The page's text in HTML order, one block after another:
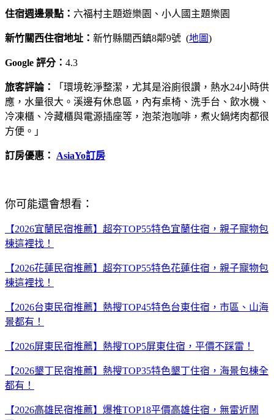
住宿週邊景點： 六福村主題遊樂園、小人國主題樂園
新竹關西住宿地址： 新竹縣關西鎮8鄰9號 (地圖)
Google 評分： 4.3
旅客評論：
「環境乾淨整潔，尤其是浴廁很讚，熱水24小時供
應，水量很大。溪邊有休息區，內有桌椅、洗手台、飲水機、
冷凍櫃、冷藏櫃與電源插座等，泡茶泡咖啡，煮火鍋烤肉都很
方便。」
訂房優惠： AsiaYo訂房
你可能還會想看：
【2026宜蘭民宿推薦】超夯TOP55特色宜蘭住宿，親子寵物包
棟這裡找！
【2026花蓮民宿推薦】超夯TOP55特色花蓮住宿，親子寵物包
棟這裡找！
【2026台東民宿推薦】熱搜TOP45特色台東住宿，市區、山海
景都有！
【2026屏東民宿推薦】熱搜TOP5屏東住宿，平價不踩雷！
【2026墾丁民宿推薦】熱搜TOP35特色墾丁住宿，海景包棟全
都有！
【2026高雄民宿推薦】爆推TOP18平價高雄住宿，無雷近鬧